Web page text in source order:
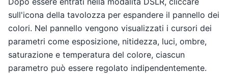
sull'icona della tavolozza per espandere il pannello dei
colori. Nel pannello vengono visualizzati i cursori dei
parametri come esposizione, nitidezza, luci, ombre,
saturazione e temperatura del colore, ciascun
parametro può essere regolato indipendentemente.